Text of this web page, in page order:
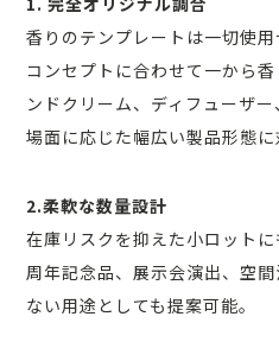
香りのテンプレートは一切使
コンセプトに合わせて一から
ンドクリーム、ディフューザ
場面に応じた幅広い製品形態に
2.柔軟な数量設計
在庫リスクを抑えた小ロットに
周年記念品、展示会演出、空
ない用途としても提案可能。